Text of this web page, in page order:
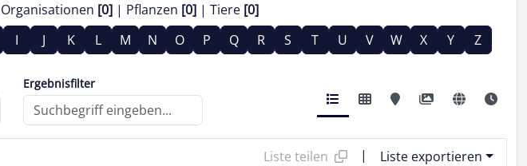
Organisationen [0] Pflanzen [0] Tiere [0]
I J K L M N O P Q R S T U V W X Y Z
Ergebnisfilter
Liste teilen | Liste exportieren